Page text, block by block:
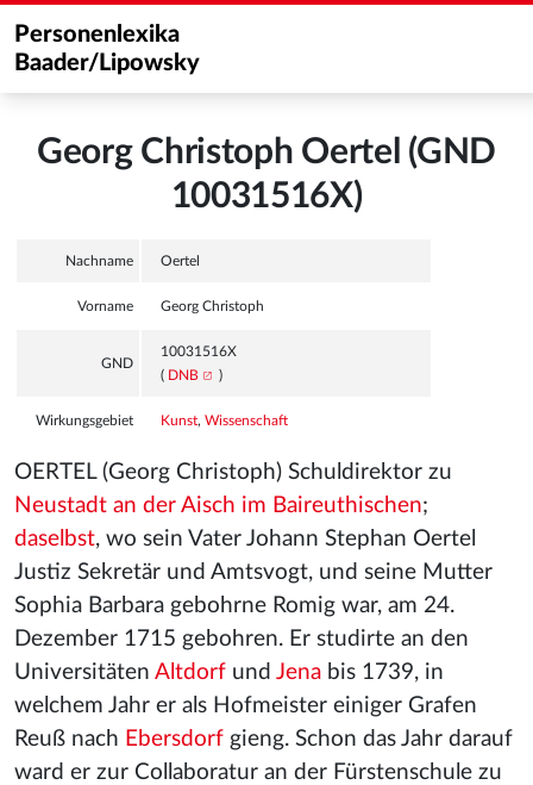
Personenlexika
Baader/Lipowsky
Georg Christoph Oertel (GND
10031516X)
Nachname Oertel
Vorname Georg Christoph
GND
10031516X
( DNB )
Wirkungsgebiet Kunst, Wissenschaft
OERTEL (Georg Christoph) Schuldirektor zu
Neustadt an der Aisch im Baireuthischen;
daselbst, wo sein Vater Johann Stephan Oertel
Justiz Sekretär und Amtsvogt, und seine Mutter
Sophia Barbara gebohrne Romig war, am 24.
Dezember 1715 gebohren. Er studirte an den
Universitäten Altdorf und Jena bis 1739, in
welchem Jahr er als Hofmeister einiger Grafen
Reuß nach Ebersdorf gieng. Schon das Jahr darauf
ward er zur Collaboratur an der Fürstenschule zu